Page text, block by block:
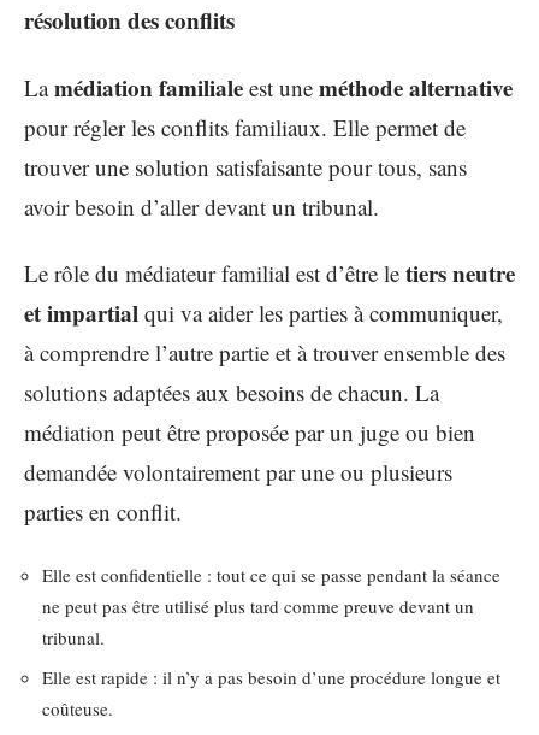
résolution des conflits
Lamédiation familiale est une méthode alternative
pour régler les conflits familiaux. Elle permet de
trouver une solution satisfaisante pour tous, sans
avoir besoin d’aller devant un tribunal.
Le rôle du médiateur familial est d’être le tiers neutre
et impartial qui va aider les parties à communiquer,
à comprendre l’autre partie et à trouver ensemble des
solutions adaptées aux besoins de chacun. La
médiation peut être proposée par un juge ou bien
demandée volontairement par une ou plusieurs
parties en conflit.
Elle est confidentielle : tout ce qui se passe pendant la séance
ne peut pas être utilisé plus tard comme preuve devant un
tribunal.
Elle est rapide : il n’y a pas besoin d’une procédure longue et
coûteuse.